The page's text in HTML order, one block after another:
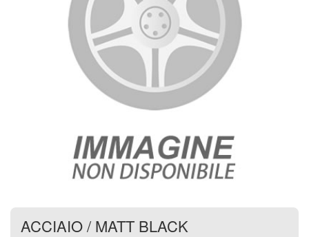
ACCIAIO/ MATT BLACK